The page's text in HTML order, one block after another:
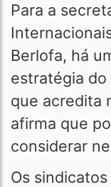
Para a
Berlofa, há
estratégia do
que acredita
afirma que
considerar
Os